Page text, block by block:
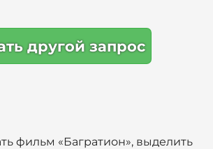
другой запрос
фильм «Багратион», выделить